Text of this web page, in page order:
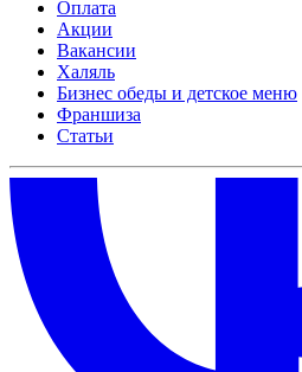
Оплата
Акции
Вакансии
Халяль
Бизнес обеды и детское меню
Франшиза
Статьи